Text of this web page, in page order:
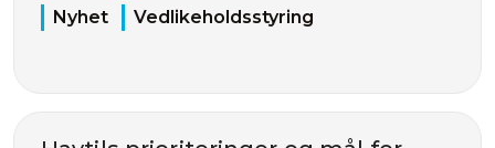
Nyhet
Vedlikeholdsstyring